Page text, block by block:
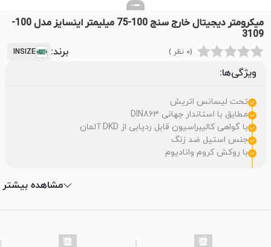
میکرومتر دیجیتال خارج سنج 100-75 میلیمتر اینسایز مدل 100-
3109
(0 نظر ) برند: INSIZE
ویژگی‌ها:
تحت لیسانس اتریش
مطابق با استاندار جهانی DIN863
با گواهی کالیبراسیون قابل ردیابی از DKD آلمان
جنس استیل ضد زنگ
با روکش کروم وانادیوم
مشاهده بیشتر